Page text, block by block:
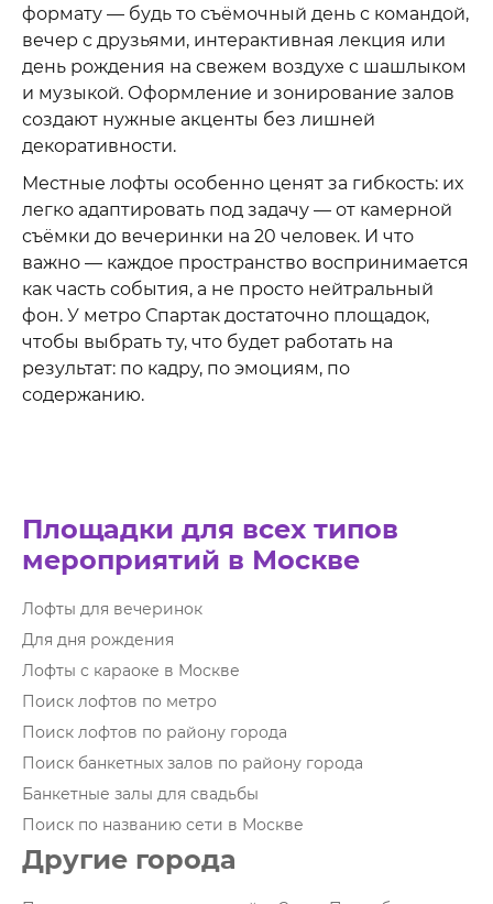
формату — будь то съёмочный день с командой,
вечер с друзьями, интерактивная лекция или
день рождения на свежем воздухе с шашлыком
и музыкой. Оформление и зонирование залов
создают нужные акценты без лишней
декоративности.
Местные лофты особенно ценят за гибкость: их
легко адаптировать под задачу — от камерной
съёмки до вечеринки на 20 человек. И что
важно — каждое пространство воспринимается
как часть события, а не просто нейтральный
фон. У метро Спартак достаточно площадок,
чтобы выбрать ту, что будет работать на
результат: по кадру, по эмоциям, по
содержанию.
Площадки для всех типов
мероприятий в Москве
Лофты для вечеринок
Для дня рождения
Лофты с караоке в Москве
Поиск лофтов по метро
Поиск лофтов по району города
Поиск банкетных залов по району города
Банкетные залы для свадьбы
Поиск по названию сети в Москве
Другие города